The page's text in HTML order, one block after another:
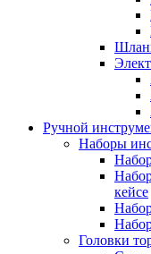
Ручной
Наборы
кейсе
Головки